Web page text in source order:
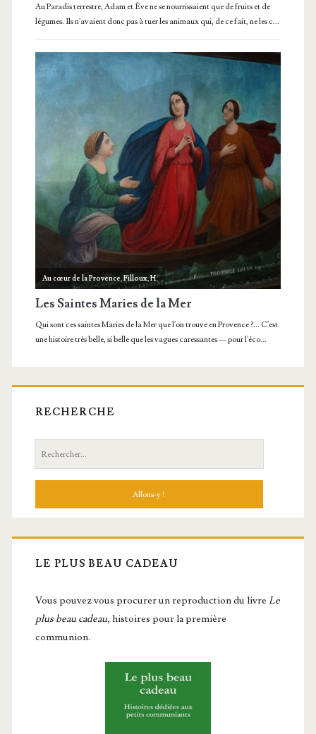
RECHERCHE
Recherche:
LE PLUS BEAU CADEAU
Vous pou­vez vous pro­cu­rer un repro­duc­tion du livre Le
plus beau cadeau, histoires pour la première
communion.